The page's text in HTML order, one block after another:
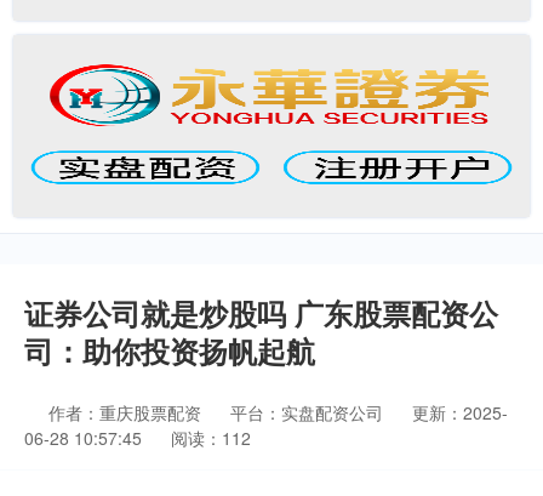
证券公司就是炒股吗 广东股票配资公
司：助你投资扬帆起航
作者：重庆股票配资 平台：实盘配资公司
更新：2025-
06-28 10:57:45
阅读：112